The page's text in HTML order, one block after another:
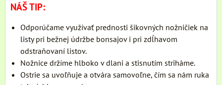
NÁŠ TIP:
Odporúčame využívať prednosti šikovných nožničiek na
listy pri bežnej údržbe bonsajov i pri zdĺhavom
odstraňovaní listov.
Nožnice držíme hlboko v dlani a stisnutím striháme.
Ostrie sa uvoľňuje a otvára samovoľne, čím sa nám ruka